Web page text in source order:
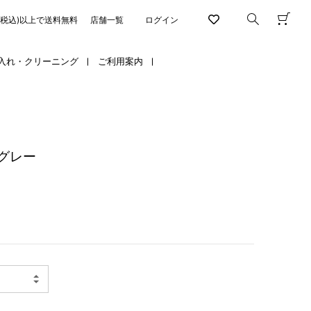
ログイン
込)以上で送料無料 店舗一覧
れ・クリーニング ご利用案内
レー